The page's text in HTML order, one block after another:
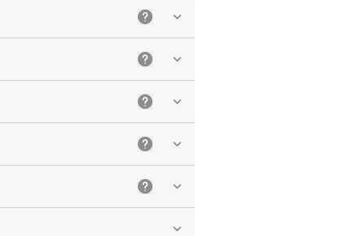
Uitleg: Profiel
Uitleg: De juiste vakvulling kiezen
Uitleg: Kies de juiste eigenschappen
Uitleg: De juiste kleur kiezen
Uitleg: De juiste beglazing kiezen